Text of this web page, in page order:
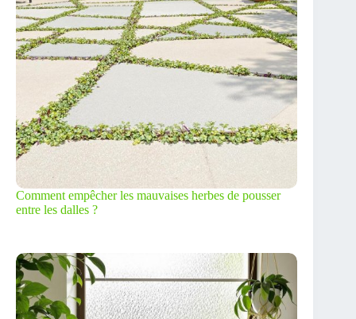
Comment empêcher les mauvaises herbes de pousser
entre les dalles ?